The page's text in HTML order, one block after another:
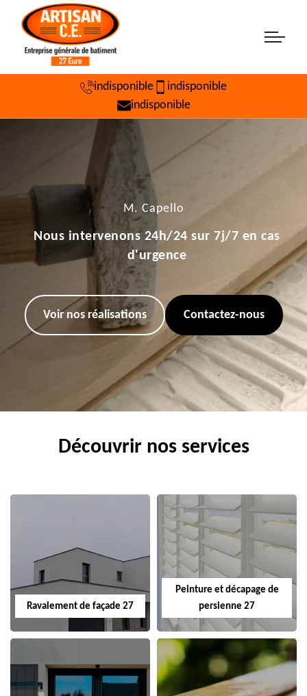
indisponible
indisponible
indisponible
M. Capello
Nous intervenons 24h/24 sur 7j/7 en cas
d'urgence
Voir nos réalisations Contactez-nous
Découvrir nos services
Ravalement de façade 27
Peinture et décapage de
persienne 27